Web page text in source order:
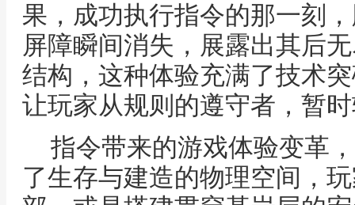
果，成功执行指令的那一刻
屏障瞬间消失，展露出其后
结构，这种体验充满了技术
让玩家从规则的遵守者，暂
指令带来的游戏体验变革
了生存与建造的物理空间，